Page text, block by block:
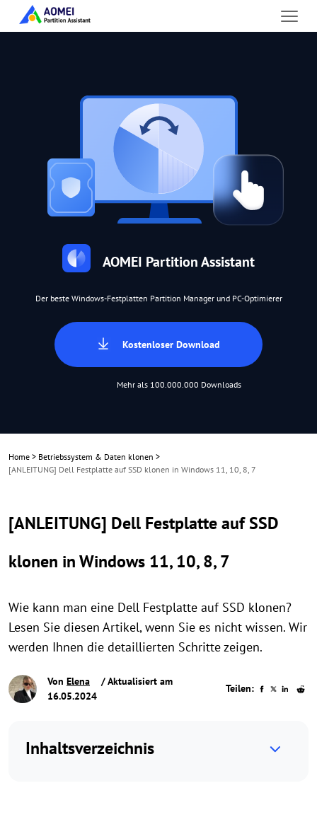
AOMEI Partition Assistant
Der beste Windows-Festplatten Partition Manager und PC-Optimierer
Kostenloser Download
Mehr als 100.000.000 Downloads
Home > Betriebssystem & Daten klonen >
[ANLEITUNG] Dell Festplatte auf SSD klonen in Windows 11, 10, 8, 7
[ANLEITUNG] Dell Festplatte auf SSD
klonen in Windows 11, 10, 8, 7
Wie kann man eine Dell Festplatte auf SSD klonen?
Lesen Sie diesen Artikel, wenn Sie es nicht wissen. Wir
werden Ihnen die detaillierten Schritte zeigen.
Von Elena
/ Aktualisiert am
16.05.2024
Teilen:
Inhaltsverzeichnis